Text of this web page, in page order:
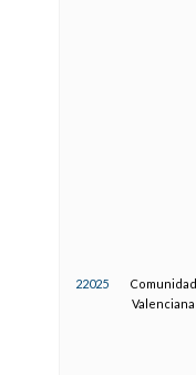
22025
Comunidad
Valenciana